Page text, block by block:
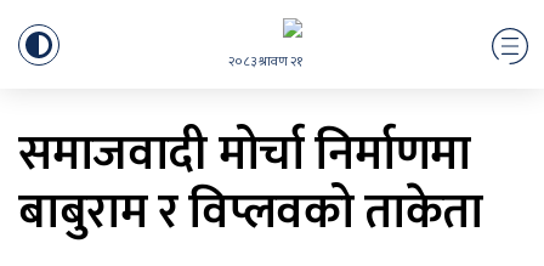
२०८३ श्रावण २१
समाजवादी मोर्चा निर्माणमा
बाबुराम र विप्लवको ताकेता